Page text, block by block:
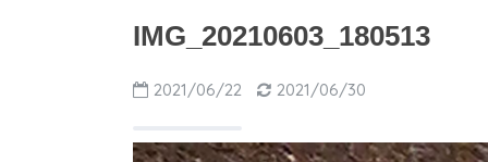
IMG_20210603_180513
2021/06/22 2021/06/30